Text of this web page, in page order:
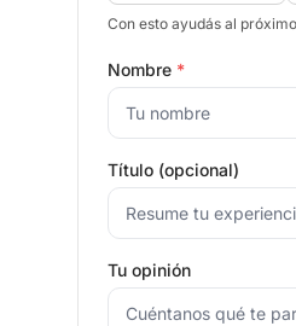
Con esto ayudás al
Nombre *
Título (opcional)
Tu opinión